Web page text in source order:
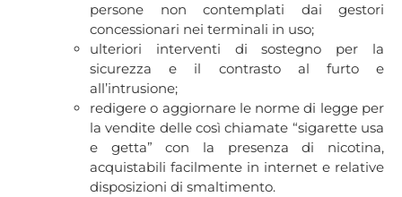
persone non contemplati dai gestori
concessionari nei terminali in uso;
ulteriori interventi di sostegno per la
sicurezza e il contrasto al furto e
all’intrusione;
redigere o aggiornare le norme di legge per
la vendite delle così chiamate “sigarette usa
e getta” con la presenza di nicotina,
acquistabili facilmente in internet e relative
disposizioni di smaltimento.